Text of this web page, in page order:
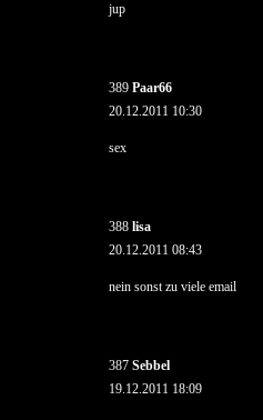
jup
389 Paar66
20.12.2011 10:30
sex
388 lisa
20.12.2011 08:43
nein sonst zu viele email
387 Sebbel
19.12.2011 18:09